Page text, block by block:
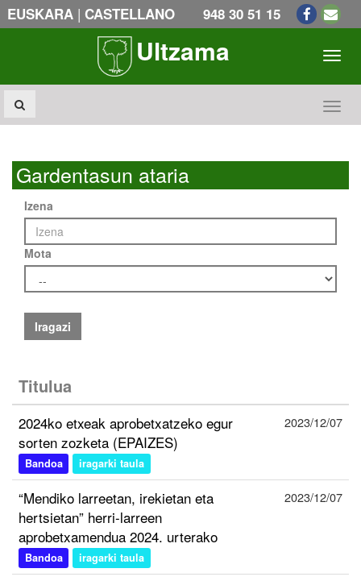
EUSKARA | CASTELLANO 948 30 51 15
Ultzama
Gardentasun ataria
Izena
Mota
Iragazi
Titulua
2024ko etxeak aprobetxatzeko egur
sorten zozketa (EPAIZES)
Bandoa iragarki taula
2023/12/07
“Mendiko larreetan, irekietan eta
hertsietan” herri-larreen
aprobetxamendua 2024. urterako
Bandoa iragarki taula
2023/12/07